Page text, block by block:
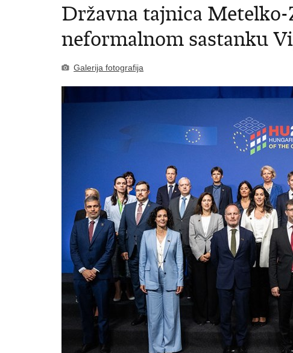
Državna tajnica
neformalnom sastanku
Galerija fotografija